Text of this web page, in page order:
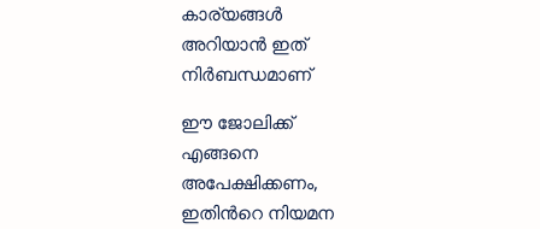
കാര്യങ്ങള്‍
അറിയാന്‍ ഇത്
നിര്‍ബന്ധമാണ്‌
ഈ ജോലിക്ക്
എങ്ങനെ
അപേക്ഷിക്കണം,
ഇതിന്‍റെ നിയമന